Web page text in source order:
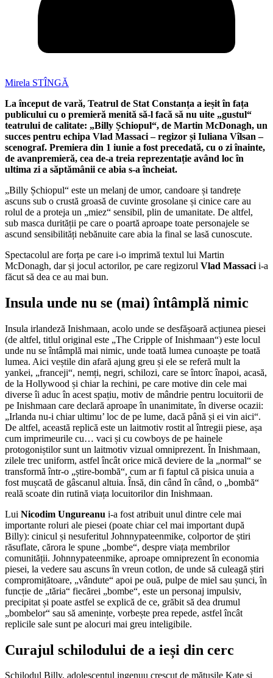
Mirela STÎNGĂ
La început de vară, Teatrul de Stat Constanța a ieșit în fața
publicului cu o premieră menită să-l facă să nu uite „gustul“
teatrului de calitate: „Billy Șchiopul“, de Martin McDonagh, un
succes pentru echipa Vlad Massaci – regizor și Iuliana Vîlsan –
scenograf. Premiera din 1 iunie a fost precedată, cu o zi înainte,
de avanpremieră, cea de-a treia reprezentație având loc în
ultima zi a săptămânii ce abia s-a încheiat.
„Billy Șchiopul“ este un melanj de umor, candoare și tandrețe
ascuns sub o crustă groasă de cuvinte grosolane și cinice care au
rolul de a proteja un „miez“ sensibil, plin de umanitate. De altfel,
sub masca durității pe care o poartă aproape toate personajele se
ascund sensibilități nebănuite care abia la final se lasă cunoscute.
Spectacolul are forța pe care i-o imprimă textul lui Martin
McDonagh, dar și jocul actorilor, pe care regizorul Vlad Massaci i-a
făcut să dea ce au mai bun.
Insula unde nu se (mai) întâmplă nimic
Insula irlandeză Inishmaan, acolo unde se desfășoară acțiunea piesei
(de altfel, titlul original este „The Cripple of Inishmaan“) este locul
unde nu se întâmplă mai nimic, unde toată lumea cunoaște pe toată
lumea. Aici veștile din afară ajung greu și ele se referă mult la
yankei, „franceji“, nemți, negri, schilozi, care se întorc înapoi, acasă,
de la Hollywood și chiar la rechini, pe care motive din cele mai
diverse îi aduc în acest spațiu, motiv de mândrie pentru locuitorii de
pe Inishmaan care declară aproape în unanimitate, în diverse ocazii:
„Irlanda nu-i chiar ultimu’ loc de pe lume, dacă până și ei vin aici“.
De altfel, această replică este un laitmotiv rostit al întregii piese, așa
cum imprimeurile cu… vaci și cu cowboys de pe hainele
protogoniștilor sunt un laitmotiv vizual omniprezent. În Inishmaan,
zilele trec uniform, astfel încât orice mică deviere de la „normal“ se
transformă într-o „știre-bombă“, cum ar fi faptul că pisica unuia a
fost mușcată de gâscanul altuia. Însă, din când în când, o „bombă“
reală scoate din rutină viața locuitorilor din Inishmaan.
Lui Nicodim Ungureanu i-a fost atribuit unul dintre cele mai
importante roluri ale piesei (poate chiar cel mai important după
Billy): cinicul și nesuferitul Johnnypateenmike, colportor de știri
răsuflate, cărora le spune „bombe“, despre viața membrilor
comunității. Johnnypateenmike, aproape omniprezent în economia
piesei, la vedere sau ascuns în vreun cotlon, de unde să culeagă știri
compromițătoare, „vândute“ apoi pe ouă, pulpe de miel sau șunci, în
funcție de „tăria“ fiecărei „bombe“, este un personaj impulsiv,
precipitat și poate astfel se explică de ce, grăbit să dea drumul
„bombelor“ sau să amenințe, vorbește prea repede, astfel încât
replicile sale sunt pe alocuri mai greu inteligibile.
Curajul schilodului de a ieși din cerc
Schilodul Billy, adolescentul ingenuu crescut de mătușile Kate și